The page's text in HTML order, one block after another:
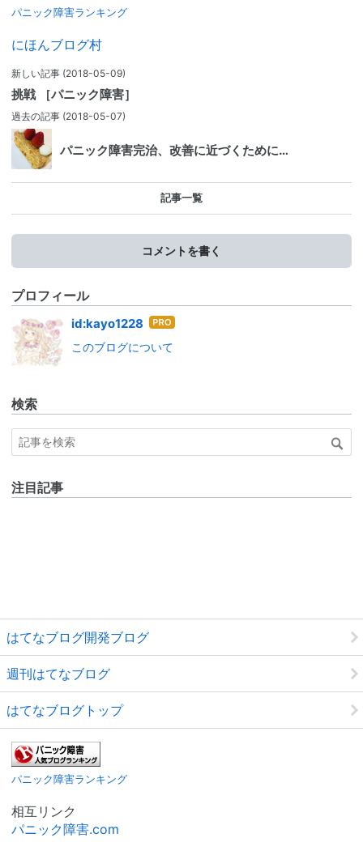
パニック障害ランキング
にほんブログ村
新しい記事 (2018-05-09)
挑戦 ［パニック障害］
過去の記事 (2018-05-07)
パニック障害完治、改善に近づくために…
記事一覧
コメントを書く
プロフィール
id:kayo1228 はて
ログ
このブログについて
検索
注目記事
はてなブログ開発ブログ
週刊はてなブログ
はてなブログトップ
パニック障害ランキング
相互リンク
パニック障害.com